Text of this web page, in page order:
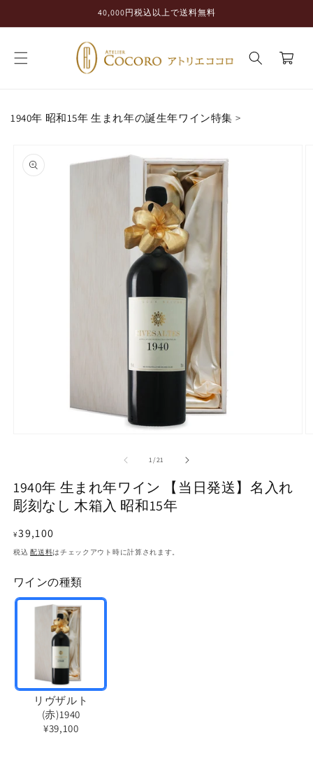
進む
40,000円税込以上で送料無料
ー
1940年 昭和15年 生まれ年の誕生年ワイン特集 >
報にス
キップ
で
メ
デ
ア
(1)
く
1/の
21
1940年 生まれ年ワイン 【当日発送】名入れ
彫刻なし 木箱入 昭和15年
通
常
格
¥39,100
税込配送料はチェックアウト時に計算されます。
ワインの種類
リヴザルト
(赤)1940
¥39,100